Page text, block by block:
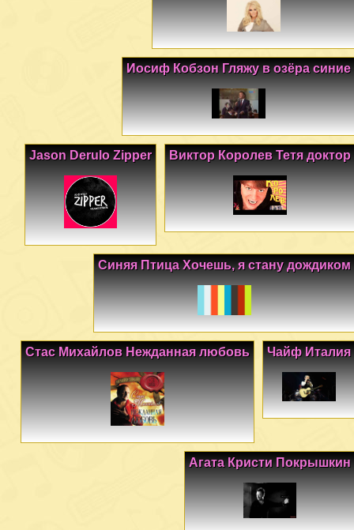
Иосиф Кобзон Гляжу в озёра синие
Виктор Королев Тетя доктор
Jason Derulo Zipper
Синяя Птица Хочешь, я стану дождиком
Чайф Италия
Стас Михайлов Нежданная любовь
Агата Кристи Покрышкин